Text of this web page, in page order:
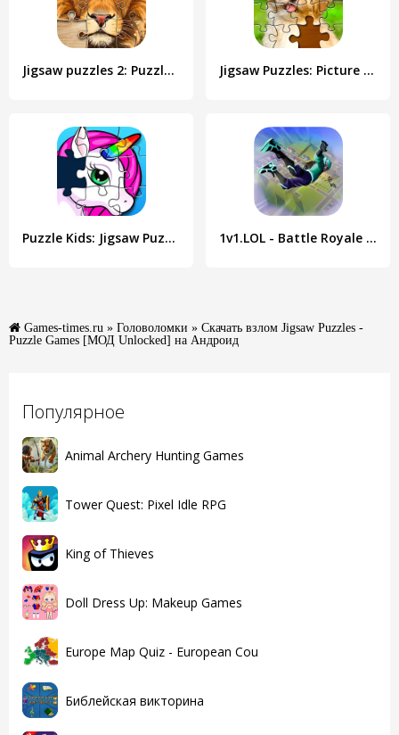
Популярное
Animal Archery Hunting Games
Tower Quest: Pixel Idle RPG
King of Thieves
Doll Dress Up: Makeup Games
Europe Map Quiz - European Cou
Библейская викторина
Jigsaw puzzles 2: Puzzle game Jigsaw Puzzles: Picture Puzzle
Puzzle Kids: Jigsaw Puzzles 1v1.LOL - Battle Royale Game
Games-times.ru » Головоломки » Скачать взлом Jigsaw Puzzles -
Puzzle Games [МОД Unlocked] на Андроид